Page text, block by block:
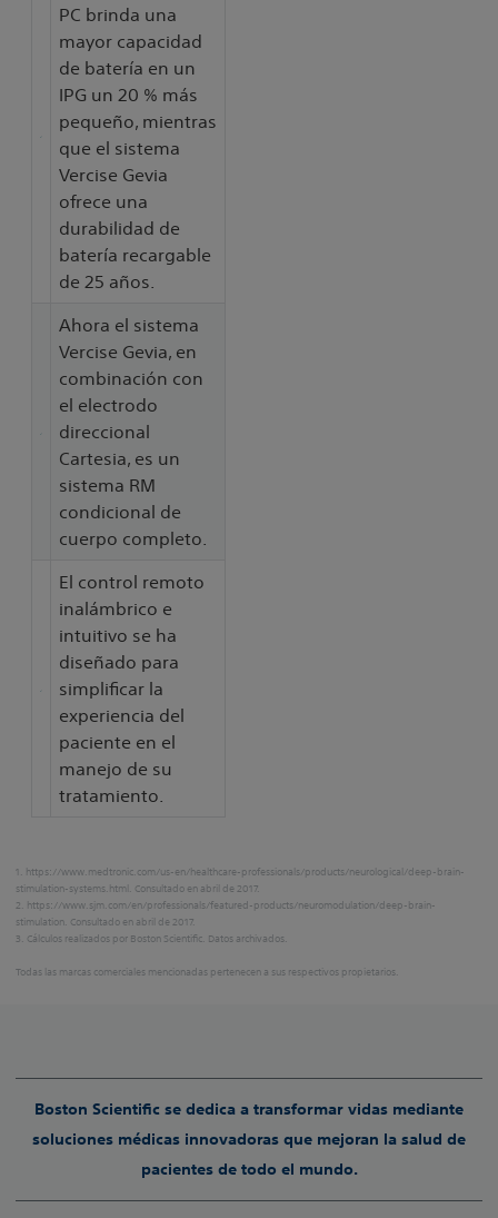
PC brinda una
mayor capacidad
de batería en un
IPG un 20 % más
pequeño, mientras
que el sistema
Vercise Gevia
ofrece una
durabilidad de
batería recargable
de 25 años.
Ahora el sistema
Vercise Gevia, en
combinación con
el electrodo
direccional
Cartesia, es un
sistema RM
condicional de
cuerpo completo.
El control remoto
inalámbrico e
intuitivo se ha
diseñado para
simplificar la
experiencia del
paciente en el
manejo de su
tratamiento.
1. https://www.medtronic.com/us-en/healthcare-professionals/products/neurological/deep-brain-
stimulation-systems.html. Consultado en abril de 2017.
2. https://www.sjm.com/en/professionals/featured-products/neuromodulation/deep-brain-
stimulation. Consultado en abril de 2017.
3. Cálculos realizados por Boston Scientific. Datos archivados.
Todas las marcas comerciales mencionadas pertenecen a sus respectivos propietarios.
Boston Scientific se dedica a transformar vidas mediante
soluciones médicas innovadoras que mejoran la salud de
pacientes de todo el mundo.